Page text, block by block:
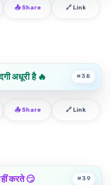
📤 Share 🔗 Link
अधूरी है 🔥 #38
📤 Share 🔗 Link
करते 😏 #39